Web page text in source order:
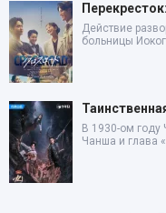
Действие
больницы
В 1930-ом
Чанша и глава